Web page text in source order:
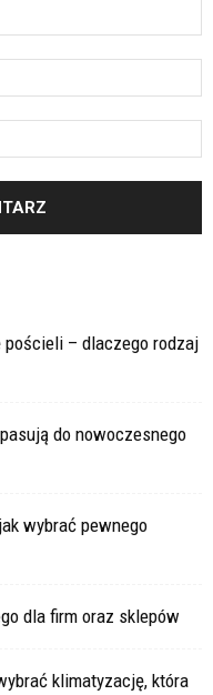
pościeli – dlaczego rodzaj
do nowoczesnego
wybrać pewnego
dla firm oraz sklepów
klimatyzację, która